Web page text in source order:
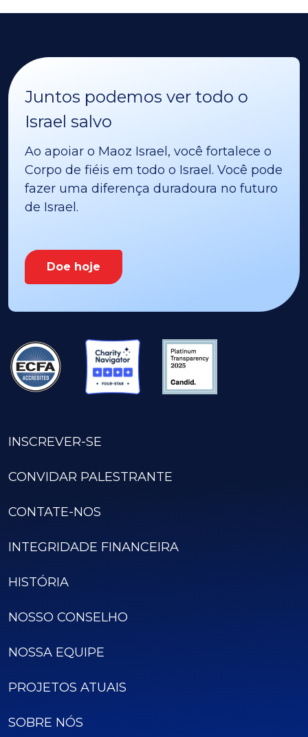
Juntos podemos ver todo o
Israel salvo
Ao apoiar o Maoz Israel, você fortalece o
Corpo de fiéis em todo o Israel. Você pode
fazer uma diferença duradoura no futuro
de Israel.
Doe hoje
INSCREVER-SE
CONVIDAR PALESTRANTE
CONTATE-NOS
INTEGRIDADE FINANCEIRA
HISTÓRIA
NOSSO CONSELHO
NOSSA EQUIPE
PROJETOS ATUAIS
SOBRE NÓS